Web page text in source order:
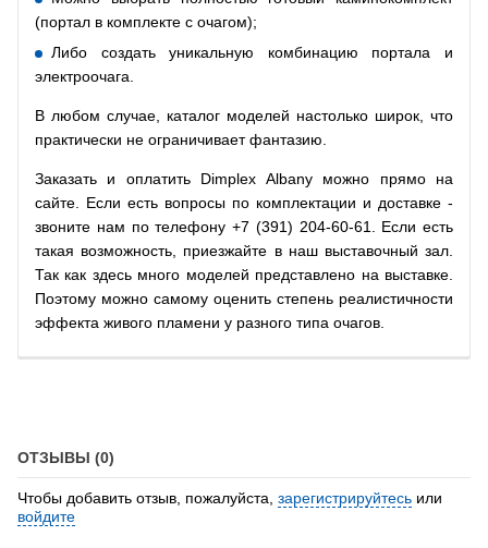
(портал в комплекте с очагом);
Либо создать уникальную комбинацию портала и
электроочага.
В любом случае, каталог моделей настолько широк, что
практически не ограничивает фантазию.
Заказать и оплатить Dimplex Albany можно прямо на
сайте. Если есть вопросы по комплектации и доставке -
звоните нам по телефону +7 (391) 204-60-61. Если есть
такая возможность, приезжайте в наш выставочный зал.
Так как здесь много моделей представлено на выставке.
Поэтому можно самому оценить степень реалистичности
эффекта живого пламени у разного типа очагов.
ОТЗЫВЫ (0)
Чтобы добавить отзыв, пожалуйста, зарегистрируйтесь или
войдите